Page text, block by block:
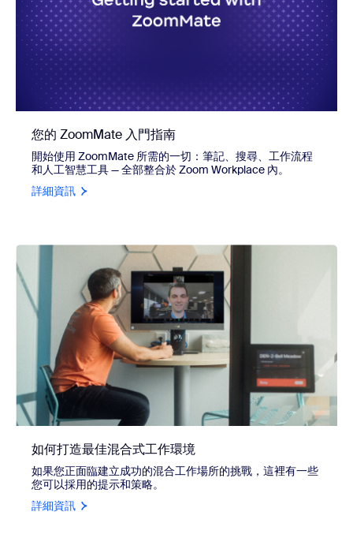
您的 ZoomMate 入門指南
開始使用 ZoomMate 所需的一切：筆記、搜尋、工作流程
和人工智慧工具 — 全部整合於 Zoom Workplace 內。
詳細資訊
如何打造最佳混合式工作環境
如果您正面臨建立成功的混合工作場所的挑戰，這裡有一些
您可以採用的提示和策略。
詳細資訊